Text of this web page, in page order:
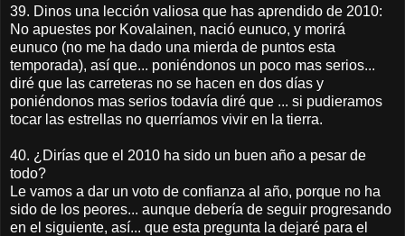
39. Dinos una lección valiosa que has aprendido de 2010:
No apuestes por Kovalainen, nació eunuco, y morirá
eunuco (no me ha dado una mierda de puntos esta
temporada), así que... poniéndonos un poco mas serios...
diré que las carreteras no se hacen en dos días y
poniéndonos mas serios todavía diré que ... si pudieramos
tocar las estrellas no querríamos vivir en la tierra.
40. ¿Dirías que el 2010 ha sido un buen año a pesar de
todo?
Le vamos a dar un voto de confianza al año, porque no ha
sido de los peores... aunque debería de seguir progresando
en el siguiente, así... que esta pregunta la dejaré para el